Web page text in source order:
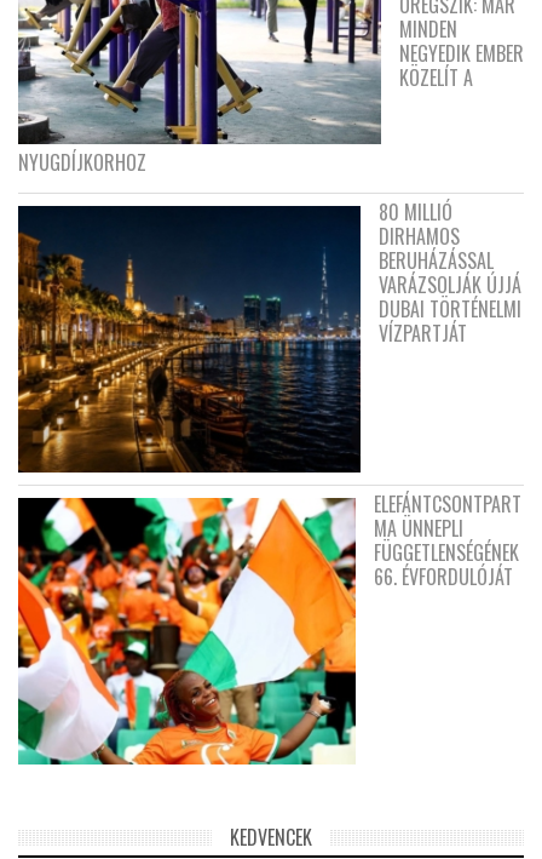
MINDEN
NEGYEDIK EMBER
KÖZELÍT A
NYUGDÍJKORHOZ
80 MILLIÓ
DIRHAMOS
BERUHÁZÁSSAL
VARÁZSOLJÁK ÚJJÁ
DUBAI TÖRTÉNELMI
VÍZPARTJÁT
ELEFÁNTCSONTPART
MA ÜNNEPLI
FÜGGETLENSÉGÉNEK
66. ÉVFORDULÓJÁT
KEDVENCEK